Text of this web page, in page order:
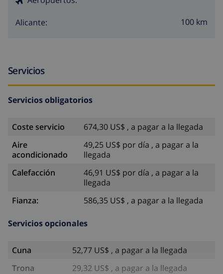
Alicante: 100 km
Servicios
Servicios obligatorios
Coste servicio
674,30 US$ , a pagar a la llegada
Aire
acondicionado
49,25 US$ por día , a pagar a la
llegada
Calefacción
46,91 US$ por día , a pagar a la
llegada
Fianza:
586,35 US$ , a pagar a la llegada
Servicios opcionales
Cuna
52,77 US$ , a pagar a la llegada
Trona
29,32 US$ , a pagar a la llegada